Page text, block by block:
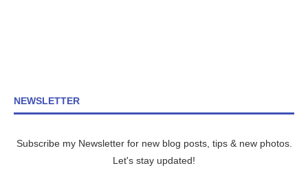
NEWSLETTER
Subscribe my Newsletter for new blog posts, tips & new photos.
Let's stay updated!